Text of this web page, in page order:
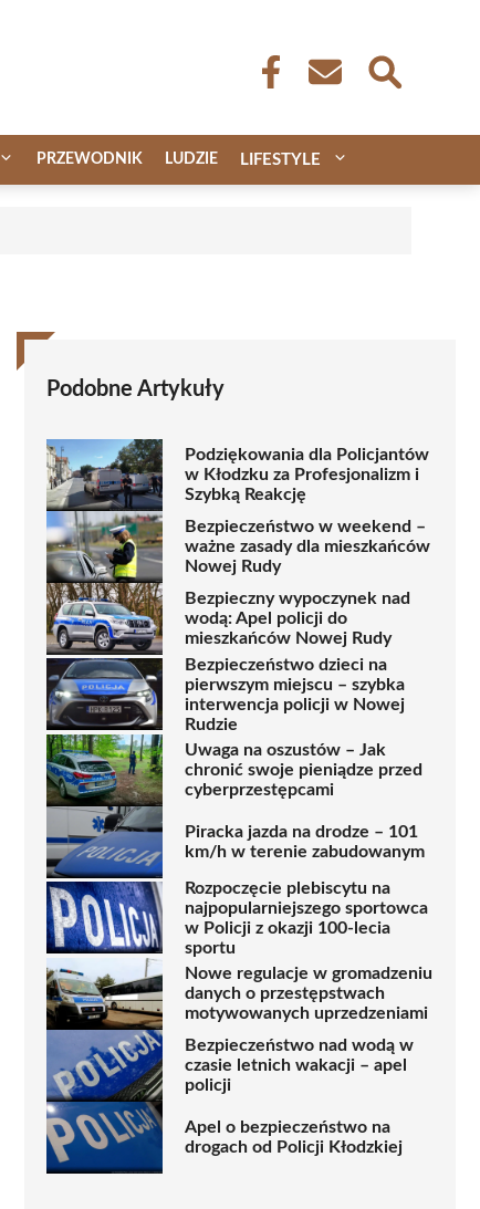
PRZEWODNIK LUDZIE LIFESTYLE
Podobne Artykuły
Podziękowania dla Policjantów
w Kłodzku za Profesjonalizm i
Szybką Reakcję
Bezpieczeństwo w weekend –
ważne zasady dla mieszkańców
Nowej Rudy
Bezpieczny wypoczynek nad
wodą: Apel policji do
mieszkańców Nowej Rudy
Bezpieczeństwo dzieci na
pierwszym miejscu – szybka
interwencja policji w Nowej
Rudzie
Uwaga na oszustów – Jak
chronić swoje pieniądze przed
cyberprzestępcami
Piracka jazda na drodze – 101
km/h w terenie zabudowanym
Rozpoczęcie plebiscytu na
najpopularniejszego sportowca
w Policji z okazji 100-lecia
sportu
Nowe regulacje w gromadzeniu
danych o przestępstwach
motywowanych uprzedzeniami
Bezpieczeństwo nad wodą w
czasie letnich wakacji – apel
policji
Apel o bezpieczeństwo na
drogach od Policji Kłodzkiej